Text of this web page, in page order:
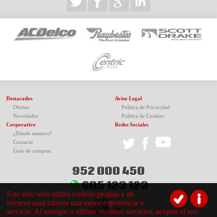
Destacados
Ofertas
Novedades
Corporativo
¿Dónde estamos?
Contacto
Guía de compras
Aviso Legal
Política de Privacidad
Política de Cookies
Redes Sociales
952 000 450
605 123 123
Este sitio web utiliza cookies propias y de
terceros para ofrecer una mejor experiencia y
servicio. Al navegar o utilizar nuestros servicios, aceptas el uso